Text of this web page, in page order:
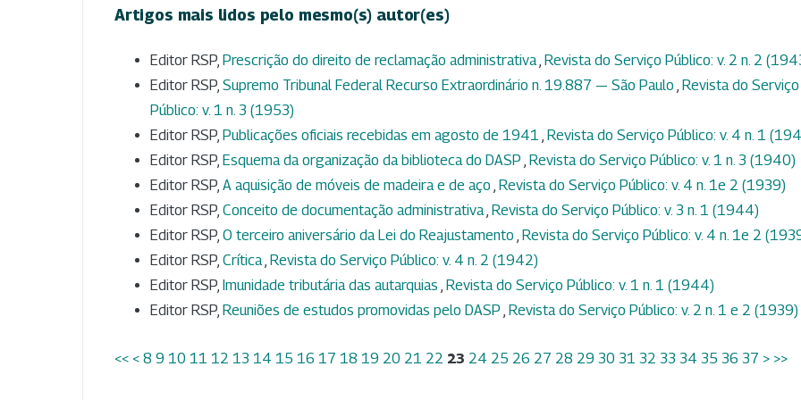
Artigos mais lidos pelo mesmo(s) autor(es)
Editor RSP, Prescrição do direito de reclamação administrativa, Revista do Serviço Público: v. 2 n. 2
Editor RSP, Supremo Tribunal Federal Recurso Extraordinário n. 19.887 — São Paulo , Revista do Serviço
Público: v. 1 n. 3 (1953)
Editor RSP, Publicações oficiais recebidas em agosto de 1941 , Revista do Serviço Público: v. 4 n. 1
Editor RSP, Esquema da organização da biblioteca do DASP , Revista do Serviço Público: v. 1 n. 3 (1940)
Editor RSP, A aquisição de móveis de madeira e de aço , Revista do Serviço Público: v. 4 n. 1e 2 (1939)
Editor RSP, Conceito de documentação administrativa, Revista do Serviço Público: v. 3 n. 1 (1944)
Editor RSP, O terceiro aniversário da Lei do Reajustamento , Revista do Serviço Público: v. 4 n. 1e 2
Editor RSP, Crítica, Revista do Serviço Público: v. 4 n. 2 (1942)
Editor RSP, Imunidade tributária das autarquias , Revista do Serviço Público: v. 1 n. 1 (1944)
Editor RSP, Reuniões de estudos promovidas pelo DASP , Revista do Serviço Público: v. 2 n. 1 e 2 (1939)
<< < 8 9 10 11 12 13 14 15 16 17 18 19 20 21 22 23 24 25 26 27 28 29 30 31 32 33 34 35 36 37 > >>